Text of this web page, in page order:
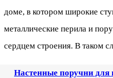
доме, в котором широкие
металлические перила и
сердцем строения. В таком
Настенные поручни для